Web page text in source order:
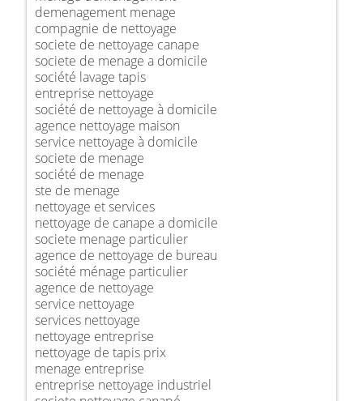
demenagement menage
compagnie de nettoyage
societe de nettoyage canape
societe de menage a domicile
société lavage tapis
entreprise nettoyage
société de nettoyage à domicile
agence nettoyage maison
service nettoyage à domicile
societe de menage
société de menage
ste de menage
nettoyage et services
nettoyage de canape a domicile
societe menage particulier
agence de nettoyage de bureau
société ménage particulier
agence de nettoyage
service nettoyage
services nettoyage
nettoyage entreprise
nettoyage de tapis prix
menage entreprise
entreprise nettoyage industriel